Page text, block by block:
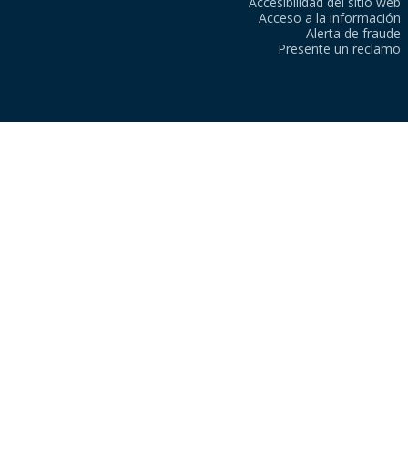
Acceso a la información
Alerta de fraude
Presente un reclamo